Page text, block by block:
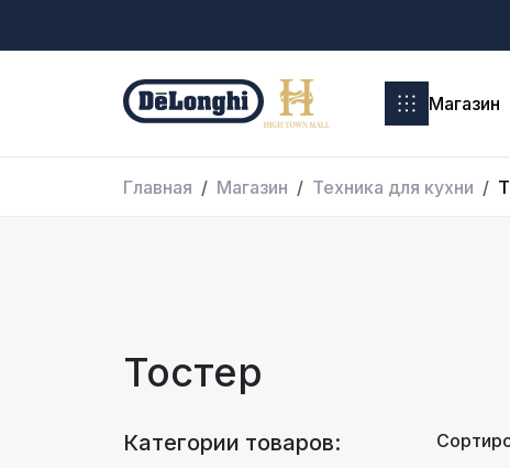
Магазин
Главная Магазин Техника для кухни
Тостер
Категории товаров: